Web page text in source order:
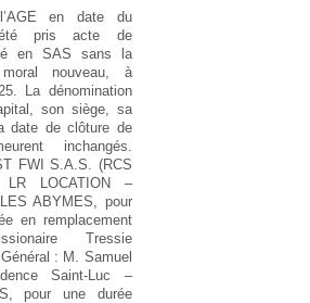
en date du
pris acte de
en SAS sans la
nouveau, à
La dénomination
son siège, sa
date de clôture de
inchangés.
FWI S.A.S. (RCS
LOCATION –
ABYMES, pour
en remplacement
Tressie
: M. Samuel
Saint-Luc –
pour une durée